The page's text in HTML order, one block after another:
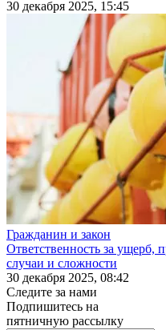
30 декабря 2025, 15:45
Гражданин и закон
Ответственность за ущерб,
случаи и сложности
30 декабря 2025, 08:42
Следите за нами
Подпишитесь на
пятничную рассылку